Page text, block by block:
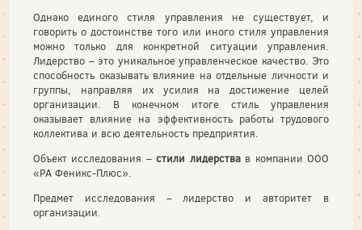
Однако единого стиля управления не существует, и
говорить о достоинстве того или иного стиля управления
можно только для конкретной ситуации управления.
Лидерство – это уникальное управленческое качество. Это
способность оказывать влияние на отдельные личности и
группы, направляя их усилия на достижение целей
организации. В конечном итоге стиль управления
оказывает влияние на эффективность работы трудового
коллектива и всю деятельность предприятия.
Объект исследования –стили лидерствав компании ООО
«PA Феникс-Плюс».
Предмет исследования – лидерство и авторитет в
организации.